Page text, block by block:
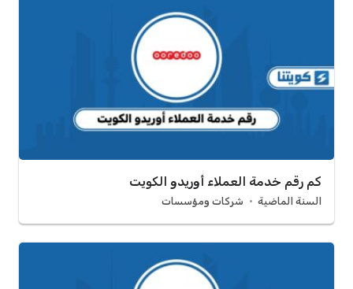
كم رقم خدمة العملاء أوريدو الكويت
السنة الماضية شركات ومؤسسات